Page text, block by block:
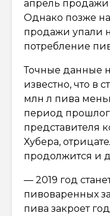
апрель продажи
Однако позже
продажи упали
потребление
Точные данные
известно, что в
млн л пива
период
представителя
Хубера,
продолжится и
— 2019 год
пивоваренных
пива закроет